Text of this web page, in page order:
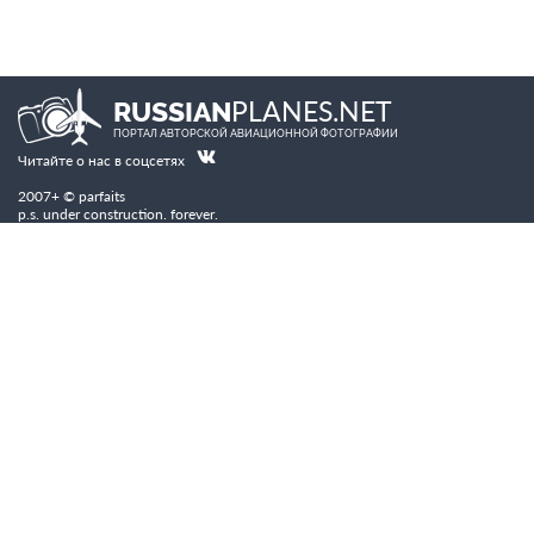
RUSSIANPLANES.NET
ПОРТАЛ АВТОРСКОЙ АВИАЦИОННОЙ ФОТОГРАФИИ
Читайте о нас в соцсетях
2007+ © parfaits
p.s. under construction. forever.